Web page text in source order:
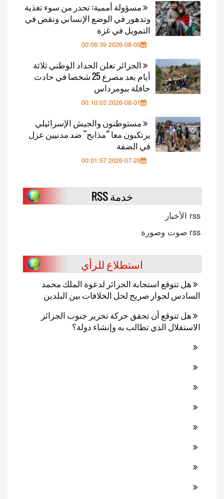
مسؤولة أممية: تحدر من سوء تغذية
وتدهور في الوضع الإنساني ونقص في
التمويل في غزة
2026-08-05 00:06:39
الجزائر تعلن الحداد الوطني ثلاثة
أيام بعد مصرع 25 شخصا في حادث
حافلة ببومرداس
2026-08-01 00:10:03
مستوطنون والجيش الإسرائيلي
يرتكبون معا “مذابح” ضد مدنيين عزل
في الضفة
2026-07-26 00:01:57
خدمة RSS
rss الأخبار
rss صوت وصورة
استطلاع للرأي
هل تتوقع استجابة الجزائر لدعوة الملك محمد
السادس لحوار صريح لحل الخلافات بين البلدين
هل تتوقع أن تحقق حركة تحرير جنوب الجزائر
الاستقلال الذي تطالب به وإنشاء دولة؟